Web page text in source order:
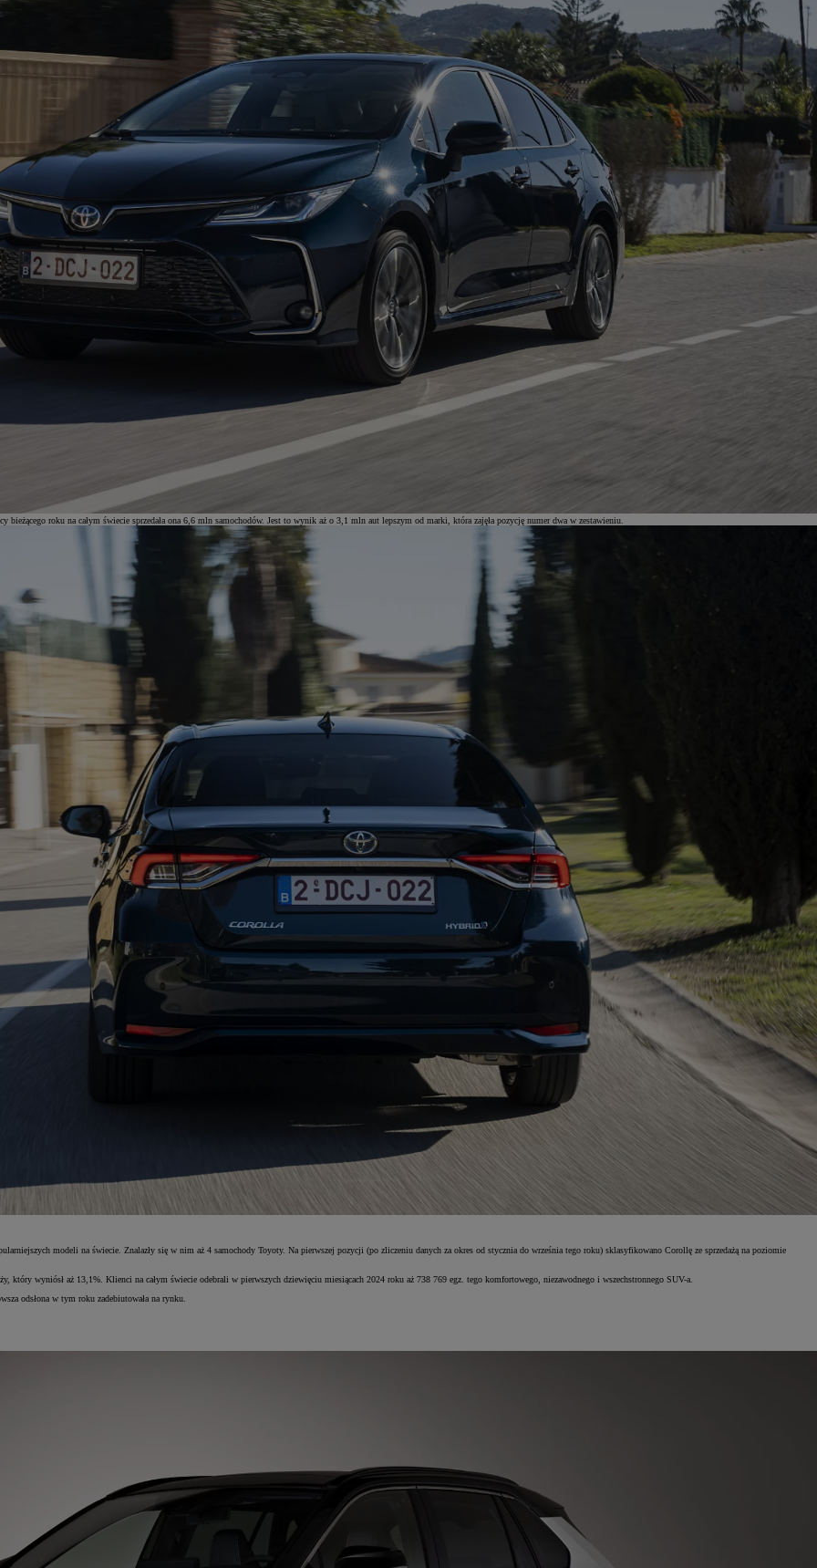
roku na całym świecie sprzedała ona 6,6 mln samochodów. Jest to wynik aż o 3,1 mln aut lepszym od marki, która zajęła pozycję numer dwa w zestawieniu.
modeli na świecie. Znalazły się w nim aż 4 samochody Toyoty. Na pierwszej pozycji (po zliczeniu danych za okres od stycznia do września tego roku) sklasyfikowano Corollę ze sprzedażą na poziomie
który wyniósł aż 13,1%. Klienci na całym świecie odebrali w pierwszych dziewięciu miesiącach 2024 roku aż 738 769 egz. tego komfortowego, niezawodnego i wszechstronnego SUV-a.
odsłona w tym roku zadebiutowała na rynku.